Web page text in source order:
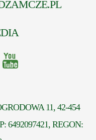
11, 42-454
6492097421, REGON: